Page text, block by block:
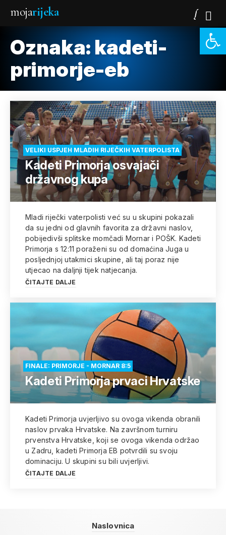
mojarijeka
Oznaka: kadeti-
primorje-eb
VELIKI USPJEH MLADIH RIJEČKIH VATERPOLISTA
Kadeti Primorja osvajači
državnog kupa
Mladi riječki vaterpolisti već su u skupini pokazali
da su jedni od glavnih favorita za državni naslov,
pobijedivši splitske momčadi Mornar i POŠK. Kadeti
Primorja s 12:11 poraženi su od domaćina Juga u
posljednjoj utakmici skupine, ali taj poraz nije
utjecao na daljnji tijek natjecanja.
ČITAJTE DALJE
FINALE: PRIMORJE - MORNAR 8:5
Kadeti Primorja prvaci Hrvatske
Kadeti Primorja uvjerljivo su ovoga vikenda obranili
naslov prvaka Hrvatske. Na završnom turniru
prvenstva Hrvatske, koji se ovoga vikenda održao
u Zadru, kadeti Primorja EB potvrdili su svoju
dominaciju. U skupini su bili uvjerljivi.
ČITAJTE DALJE
Naslovnica